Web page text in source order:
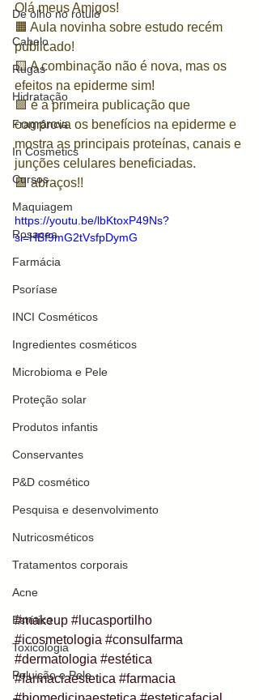
De olho no rótulo
Cabelo
Rugas
Hidratação
Fragrância
In Cosmetics
Cursos
Maquiagem
Rosacea
Farmácia
Psoríase
INCI Cosméticos
Ingredientes cosméticos
Microbioma e Pele
Proteção solar
Produtos infantis
Conservantes
P&D cosmético
Pesquisa e desenvolvimento
Nutricosméticos
Tratamentos corporais
Acne
Estética
Toxicologia
Poluição e Pele
Olá meus Amigos!
🟧 Aula novinha sobre estudo recém
publicado!
🟨 A combinação não é nova, mas os
efeitos na epiderme sim!
🟩 é a primeira publicação que
comprova os benefícios na epiderme e
mostra as principais proteínas, canais e
junções celulares beneficiadas.
🟪 abraços!!
https://youtu.be/lbKtoxP49Ns?
si=HBf9mG2tVsfpDymG
#makeup #lucasportilho
#icosmetologia #consulfarma
#dermatologia #estética
#farmaciaestetica #farmacia